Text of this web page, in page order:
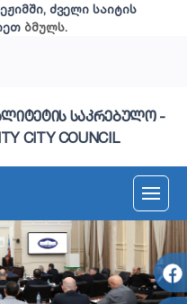
ძველი საიტის
ბმულს.
საკრებულო -
CITY COUNCIL